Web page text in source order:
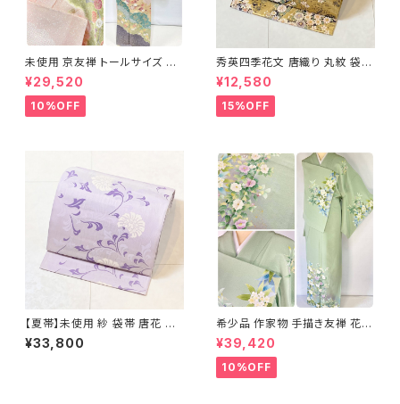
未使用 京友禅 トールサイズ 染
め分け 金彩 訪問着 袷 正絹 ピ
ンク 黄緑 紫 黄色 1438
¥29,520
10%OFF
秀英四季花文 唐織り 丸紋 袋帯
正絹 金糸 ゴールド 紺 ピンク 7
05
¥12,580
15%OFF
【夏帯】未使用 紗 袋帯 唐花 正
絹 紫 白 淡藤色 729
¥33,800
希少品 作家物 手描き友禅 花鳥
文 椿 沈丁花 訪問着 正絹 袷 黄
緑 青 白 1418
¥39,420
10%OFF